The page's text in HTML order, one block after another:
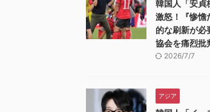
韓国人「大韓航空の熊本地震飲料
韓国人「安貞
激怒！『惨憺
的な刷新が必
協会を痛烈批
2026/7/7
アジア